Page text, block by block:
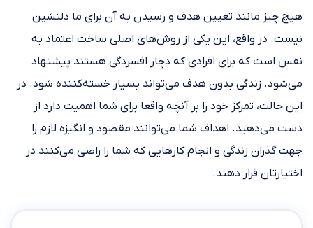
هیچ چیز مانند تعیین هدف و رسیدن به آن برای ما دلنشین
نیست. در واقع، این یکی از روش‌های اصلی ساخت اعتماد به
نفس است که برای افرادی که دچار افسردگی هستند پیشنهاد
می‌شود. زندگی بدون هدف می‌تواند بسیار خسته‌کننده شود. در
این حالت، تمرکز خود را بر آنچه واقعا برای شما اهمیت دارد از
دست می‌دهید. اهداف شما می‌توانند مقصود و انگیزه لازم را
جهت گذران زندگی و انجام کارهایی که شما را راضی می‌کنند در
اختیارتان قرار دهند.